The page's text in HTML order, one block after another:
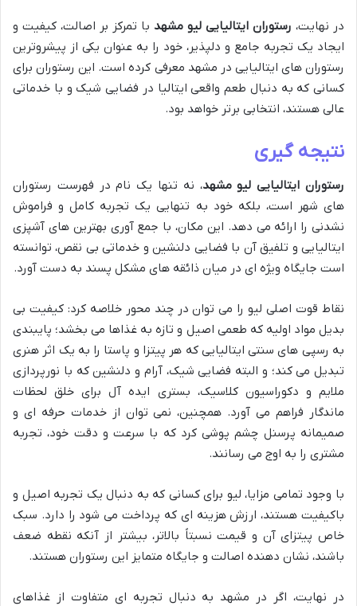
در نهایت، رستوران ایتالیایی لیو مشهد با تمرکز بر اصالت، کیفیت و
ایجاد یک تجربه جامع و دلپذیر، خود را به عنوان یکی از پیشروترین
رستوران های ایتالیایی در مشهد معرفی کرده است. این رستوران برای
کسانی که به دنبال طعم واقعی ایتالیا در فضایی شیک و با خدماتی
عالی هستند، انتخابی برتر خواهد بود.
نتیجه گیری
رستوران ایتالیایی لیو مشهد، نه تنها یک نام در فهرست رستوران
های شهر است، بلکه خود به تنهایی یک تجربه کامل و فراموش
نشدنی را ارائه می دهد. این مکان، با جمع آوری بهترین های آشپزی
ایتالیایی و تلفیق آن با فضایی دلنشین و خدماتی بی نقص، توانسته
است جایگاه ویژه ای در میان ذائقه های مشکل پسند به دست آورد.
نقاط قوت اصلی لیو را می توان در چند محور خلاصه کرد: کیفیت بی
بدیل مواد اولیه که طعمی اصیل و تازه به غذاها می بخشد؛ پایبندی
به رسپی های سنتی ایتالیایی که هر پیتزا و پاستا را به یک اثر هنری
تبدیل می کند؛ و البته فضایی شیک، آرام و دلنشین که با نورپردازی
ملایم و دکوراسیون کلاسیک، بستری ایده آل برای خلق لحظات
ماندگار فراهم می آورد. همچنین، نمی توان از خدمات حرفه ای و
صمیمانه پرسنل چشم پوشی کرد که با سرعت و دقت خود، تجربه
مشتری را به اوج می رسانند.
با وجود تمامی مزایا، لیو برای کسانی که به دنبال یک تجربه اصیل و
باکیفیت هستند، ارزش هزینه ای که پرداخت می شود را دارد. سبک
خاص پیتزای آن و قیمت نسبتاً بالاتر، بیشتر از آنکه نقطه ضعف
باشند، نشان دهنده اصالت و جایگاه متمایز این رستوران هستند.
در نهایت، اگر در مشهد به دنبال تجربه ای متفاوت از غذاهای